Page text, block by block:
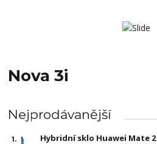
Nova 3i
Nejprodávanější
1.
Hybridní sklo Huawei Mate